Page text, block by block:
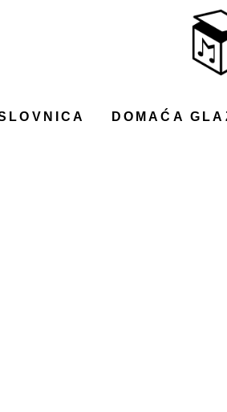
DOMAĆA